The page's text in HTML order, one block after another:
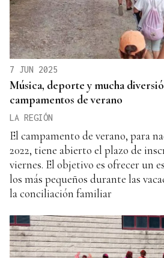
7 JUN 2025
Música, deporte y mucha
campamentos de verano
LA REGIÓN
El campamento de verano, para
2022, tiene abierto el plazo de
viernes. El objetivo es ofrecer un
los más pequeños durante las
la conciliación familiar